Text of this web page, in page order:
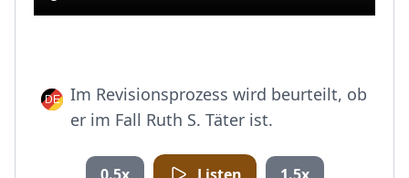
Im Revisionsprozess wird beurteilt, ob
er im Fall Ruth S. Täter ist.